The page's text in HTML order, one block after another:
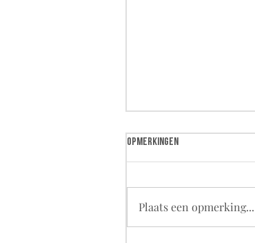
Opmerkingen
Plaats een opmerking...